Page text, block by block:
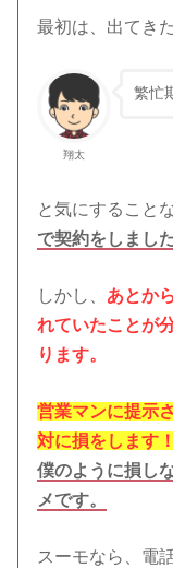
最初は、出てき
翔太
繁忙
と気にすること
で契約をしました
しかし、 あとか
れていたことが
ります。
営業マンに提示
対に損をします
僕のように損し
メです。
スーモなら、電